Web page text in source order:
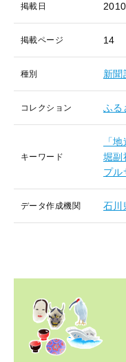
掲載日
掲載ページ 14
種別 新聞
コレクション ふる
キーワード
「
堀副
プル
データ作成機関 石川